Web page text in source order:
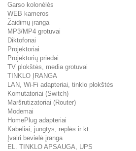
Garso kolonėlės
WEB kameros
Žaidimų įranga
MP3/MP4 grotuvai
Diktofonai
Projektoriai
Projektorių priedai
TV plokštės, media grotuvai
TINKLO ĮRANGA
LAN, Wi-Fi adapteriai, tinklo plokštės
Komutatoriai (Switch)
Maršrutizatoriai (Router)
Modemai
HomePlug adapteriai
Kabeliai, jungtys, replės ir kt.
Įvairi bevielė įranga
EL. TINKLO APSAUGA, UPS